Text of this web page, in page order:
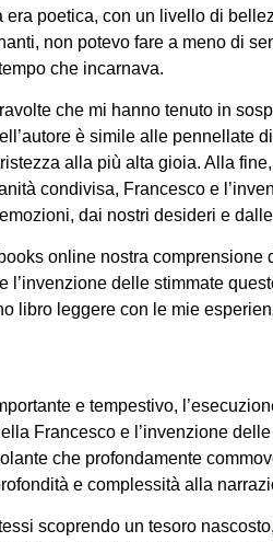
poetica, con un livello di
non potevo fare a meno di
che incarnava.
che mi hanno tenuto in
è simile alle
alla più alta gioia. Alla
condivisa, Francesco e
dai nostri desideri e
online nostra
l’invenzione delle stimmate
libro leggere con le mie
e tempestivo,
Francesco e l’invenzione
che profondamente
e complessità alla
scoprendo un tesoro